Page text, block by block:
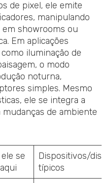
de pixel, ele emite
manipulando
em showrooms ou
Em aplicações
iluminação de
o modo
noturna,
simples. Mesmo
ele se integra a
de ambiente
se
Dispositivos/
típicos